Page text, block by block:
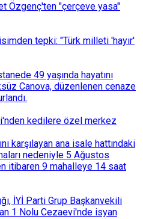
Özgenç'ten "çerçeve yasa"
tepki: "Türk milleti 'hayır'
49 yaşında hayatını
Canova, düzenlenen cenaze
kedilere özel merkez
karşılayan ana isale hattındaki
nedeniyle 5 Ağustos
itibaren 9 mahalleye 14 saat
İYİ Parti Grup Başkanvekili
1 Nolu Cezaevi'nde isyan